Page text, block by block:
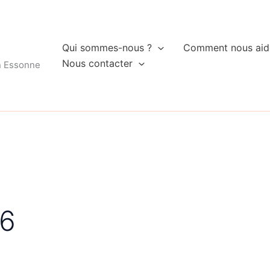
Essonne
Qui sommes-nous ?
Comment nous
Nous contacter